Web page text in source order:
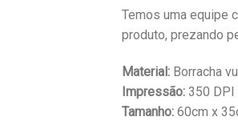
Temos uma equipe
produto, prezando
Material: Borracha
Impressão: 350 DPI
Tamanho: 60cm x